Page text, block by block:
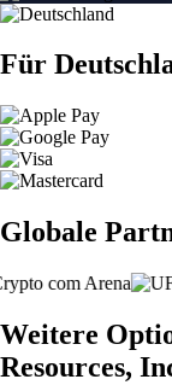
Für
Globale
Weitere
Resources,